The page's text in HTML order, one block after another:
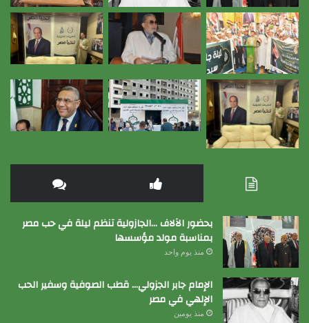
بحضور الآلاف …الجازولية تنظم ليلة في حب مصر
بمناسبة مولد مؤسسها
منذ يوم واحد
الإمام جابر الجزولي… قطب الصوفية وسفير الحب
الإلهي في مصر
منذ يومين